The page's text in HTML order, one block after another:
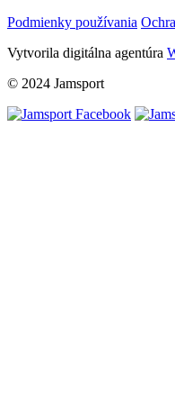
Podmienky používania
Vytvorila digitálna agentúra
© 2024 Jamsport